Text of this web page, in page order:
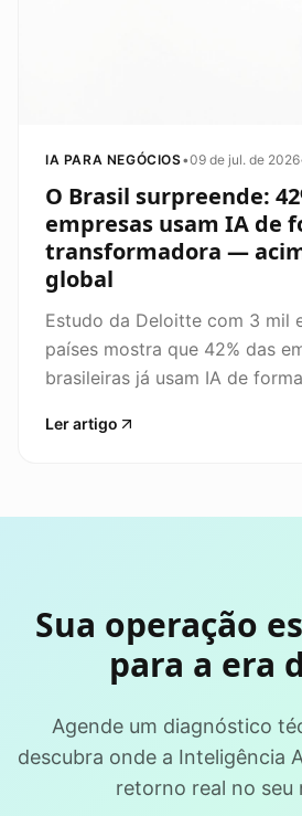
IA PARA NEGÓCIOS•09 de jul. de 2026
O Brasil surpreende:
empresas usam IA de
transformadora —
global
Estudo da Deloitte com 3 mil
países mostra que 42% das
brasileiras já usam IA de
que isso significa e o que
Ler artigo
Sua operação
para a era
Agende um diagnóstico
descubra onde a Inteligência
retorno real no seu